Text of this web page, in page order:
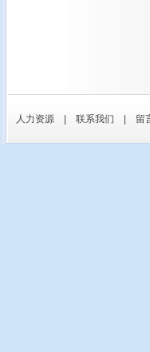
人力资源 联系我们 留